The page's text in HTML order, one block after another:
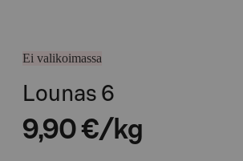
Ei valikoimassa
Lounas 6
9,90 €/kg